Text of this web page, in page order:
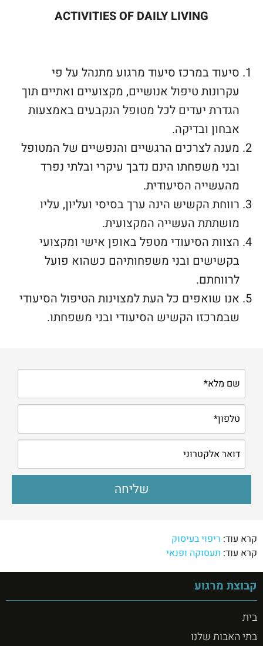
ACTIVITIES OF DAILY LIVING
סיעוד במרכז סיעוד מרגוע מתנהל על פי
עקרונות טיפול אנושיים, מקצועיים ואתיים תוך
הגדרת יעדים לכל מטופל הנקבעים באמצעות
אבחון ובדיקה.
מענה לצרכים הרגשיים והנפשיים של המטופל
ובני משפחתו הינם נדבך עיקרי ובלתי נפרד
מהעשייה הסיעודית.
רווחת הקשיש הינה ערך בסיסי ועליון, עליו
מושתתת העשייה המקצועית.
הצוות הסיעודי מטפל באופן אישי ומקצועי
בקשישים ובני משפחותיהם כשהוא פועל
לרווחתם.
אנו שואפים כל העת למצוינות הטיפול הסיעודי
שבמרכזו הקשיש הסיעודי ובני משפחתו.
קרא עוד: ריפוי בעיסוק
קרא עוד: תעסוקה ופנאי
קבוצת מרגוע
בית
בתי האבות שלנו